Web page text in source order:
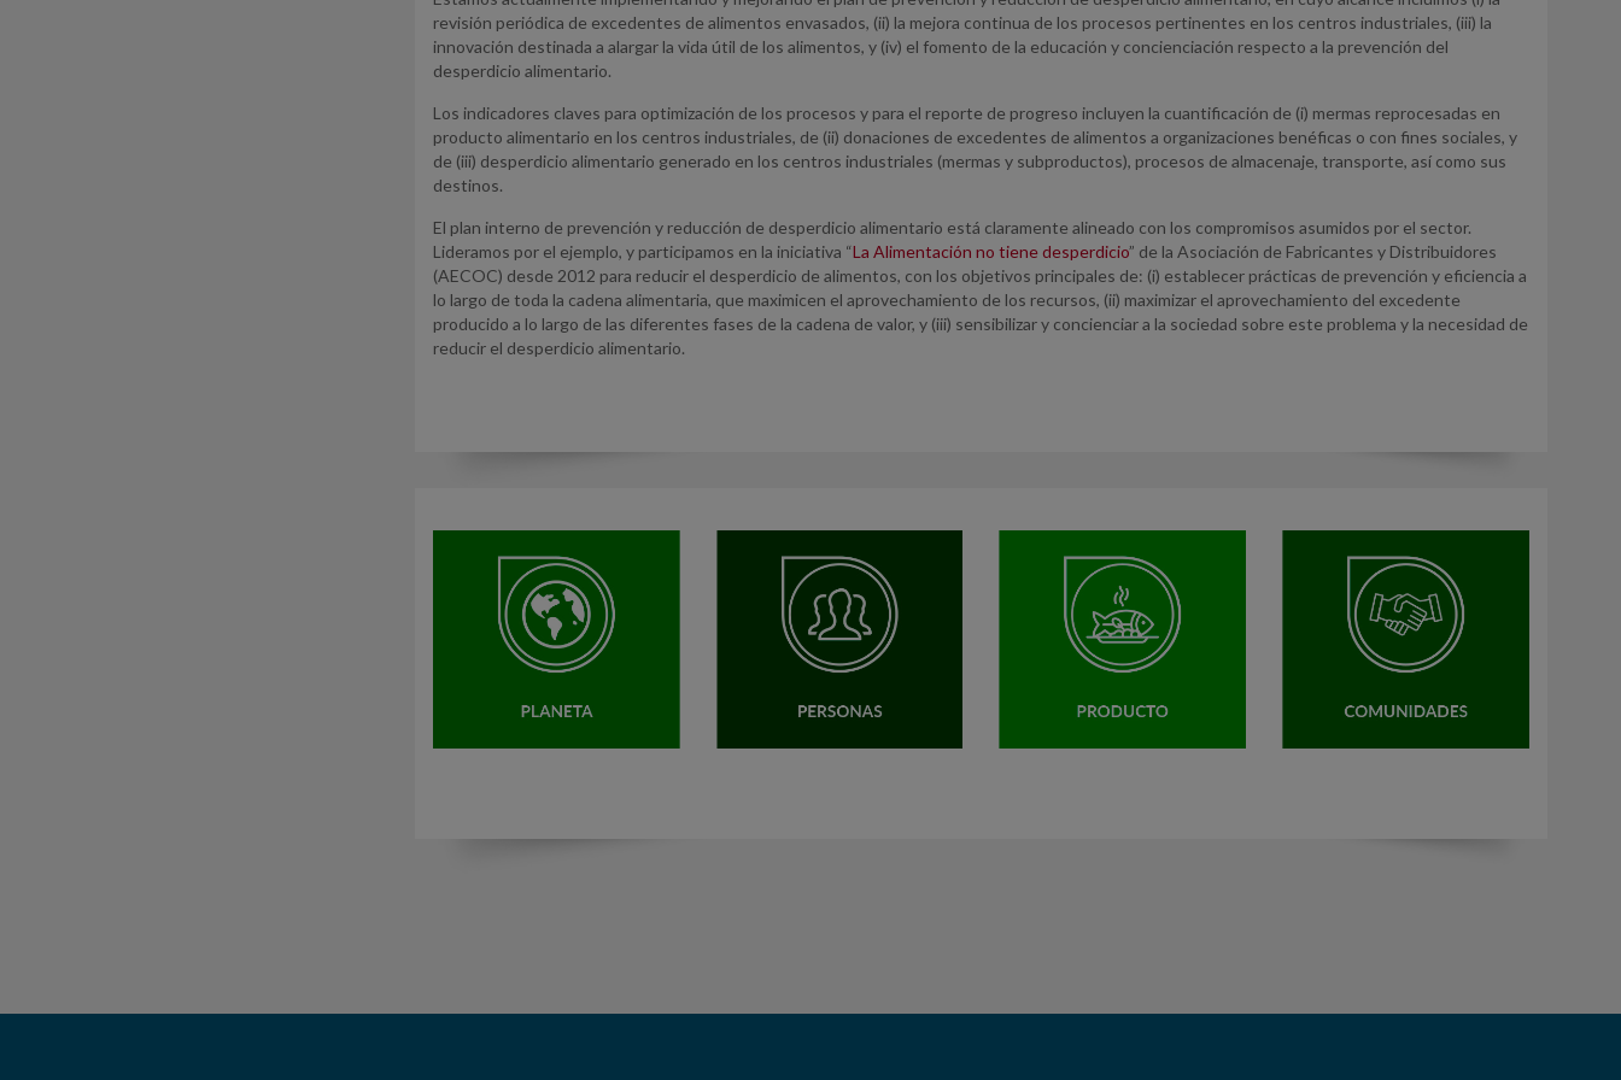
revisión periódica de excedentes de alimentos envasados, (ii) la mejora continua de los procesos pertinentes en los centros industriales, (iii) la
innovación destinada a alargar la vida útil de los alimentos, y (iv) el fomento de la educación y concienciación respecto a la prevención del
desperdicio alimentario.
Los indicadores claves para optimización de los procesos y para el reporte de progreso incluyen la cuantificación de (i) mermas reprocesadas en
producto alimentario en los centros industriales, de (ii) donaciones de excedentes de alimentos a organizaciones benéficas o con fines sociales, y
de (iii) desperdicio alimentario generado en los centros industriales (mermas y subproductos), procesos de almacenaje, transporte, así como sus
destinos.
El plan interno de prevención y reducción de desperdicio alimentario está claramente alineado con los compromisos asumidos por el sector.
Lideramos por el ejemplo, y participamos en la iniciativa “La Alimentación no tiene desperdicio” de la Asociación de Fabricantes y Distribuidores
(AECOC) desde 2012 para reducir el desperdicio de alimentos, con los objetivos principales de: (i) establecer prácticas de prevención y eficiencia a
lo largo de toda la cadena alimentaria, que maximicen el aprovechamiento de los recursos, (ii) maximizar el aprovechamiento del excedente
producido a lo largo de las diferentes fases de la cadena de valor, y (iii) sensibilizar y concienciar a la sociedad sobre este problema y la necesidad de
reducir el desperdicio alimentario.